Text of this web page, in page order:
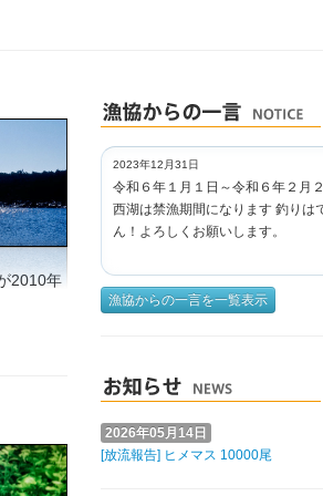
2010年
2023年12月31日
令和６年１月１日～令和６年２月
西湖は禁漁期間になります 釣りは
ん！よろしくお願いします。
漁協からの一言を一覧表示
2026年05月14日
[放流報告] ヒメマス 10000尾